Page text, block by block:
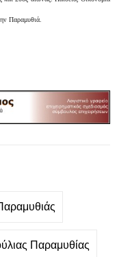
Παραμυθιά.
Παραμυθίας